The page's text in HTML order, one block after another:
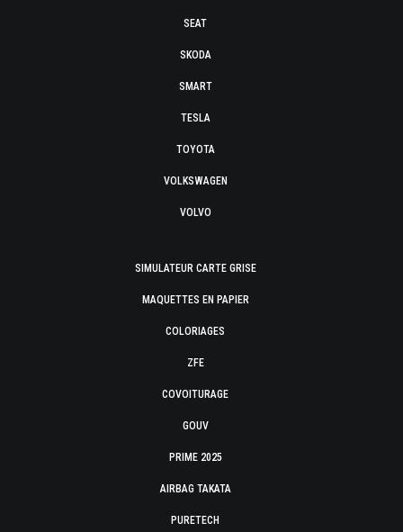
SEAT
SKODA
SMART
TESLA
TOYOTA
VOLKSWAGEN
VOLVO
SIMULATEUR CARTE GRISE
MAQUETTES EN PAPIER
COLORIAGES
ZFE
COVOITURAGE
GOUV
PRIME 2025
AIRBAG TAKATA
PURETECH